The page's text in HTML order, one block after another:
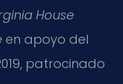
House
en apoyo del
patrocinado